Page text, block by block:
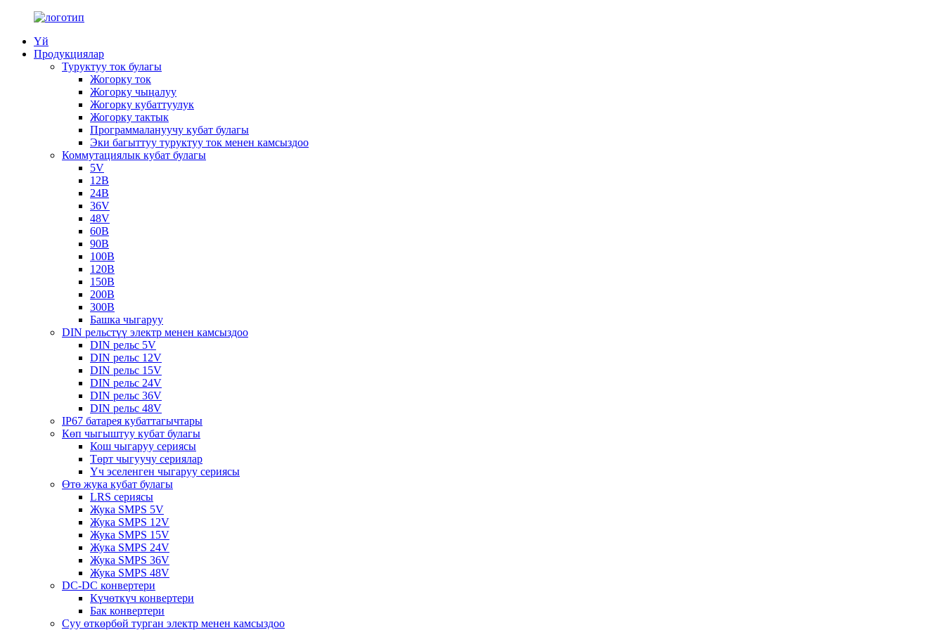
Үй
Продукциялар
Туруктуу ток булагы
Жогорку ток
Жогорку чыңалуу
Жогорку кубаттуулук
Жогорку тактык
Программалануучу кубат булагы
Эки багыттуу туруктуу ток менен камсыздоо
Коммутациялык кубат булагы
5V
12В
24В
36V
48V
60В
90В
100В
120В
150В
200В
300В
Башка чыгаруу
DIN рельстүү электр менен камсыздоо
DIN рельс 5V
DIN рельс 12V
DIN рельс 15V
DIN рельс 24V
DIN рельс 36V
DIN рельс 48V
IP67 батарея кубаттагычтары
Көп чыгыштуу кубат булагы
Кош чыгаруу сериясы
Төрт чыгуучу сериялар
Үч эселенген чыгаруу сериясы
Өтө жука кубат булагы
LRS сериясы
Жука SMPS 5V
Жука SMPS 12V
Жука SMPS 15V
Жука SMPS 24V
Жука SMPS 36V
Жука SMPS 48V
DC-DC конвертери
Күчөткүч конвертери
Бак конвертери
Суу өткөрбөй турган электр менен камсыздоо